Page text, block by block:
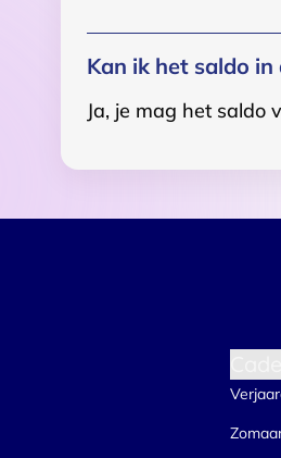
Kan ik het saldo in
Ja, je mag het saldo